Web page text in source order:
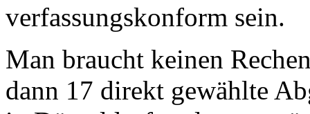
verfassungskonform sein.
Man braucht keinen
dann 17 direkt gewählte